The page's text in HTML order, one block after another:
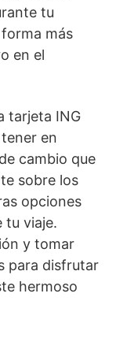
tu
más
en el
tarjeta ING
en
cambio que
sobre los
opciones
tu viaje.
y tomar
para disfrutar
hermoso